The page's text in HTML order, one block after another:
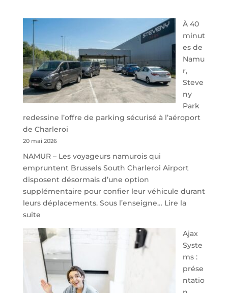
À 40
minut
es de
Namu
r,
Steve
ny
Park
redessine l’offre de parking sécurisé à l’aéroport
de Charleroi
20 mai 2026
NAMUR – Les voyageurs namurois qui
empruntent Brussels South Charleroi Airport
disposent désormais d’une option
supplémentaire pour confier leur véhicule durant
leurs déplacements. Sous l’enseigne… Lire la
suite:
À
40
minutes
de
Namur,
Steveny
Ajax
Syste
ms :
prése
ntatio